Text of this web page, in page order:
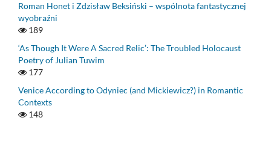
Roman Honet i Zdzisław Beksiński – wspólnota fantastycznej
wyobraźni
189
‘As Though It Were A Sacred Relic’: The Troubled Holocaust
Poetry of Julian Tuwim
177
Venice According to Odyniec (and Mickiewicz?) in Romantic
Contexts
148